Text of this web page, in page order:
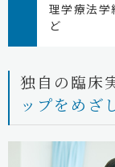
理学療法学
ど
独自の臨床
ップをめざ